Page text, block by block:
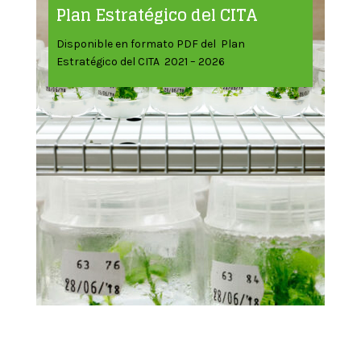
Plan Estratégico del CITA
Disponible en formato PDF del Plan
Estratégico del CITA 2021 – 2026